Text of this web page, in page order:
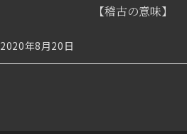
【稽古の意味】
2020年8月20日